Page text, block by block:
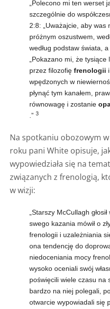
„Polecono mi ten werset
szczególnie do
2:8: „Uważajcie, aby was
próżnym oszustwem,
według podstaw świata, a
„Pokazano mi, że
przez filozofię frenologii
wpędzonych w
płynąć tym kanałem,
równowagę i zostanie
.” 3
Na spotkaniu obozowym
roku pani White opisuje,
wypowiedziała się na
związanych z frenologią,
w wizji:
„Starszy McCullagh
swego kazania mówił o
frenologii i uzależniania
ona tendencję do
niedoceniania mocy
wysoko oceniali swój
poświęcili wiele czasu na
bardzo na niej polegali,
otwarcie wypowiadali się